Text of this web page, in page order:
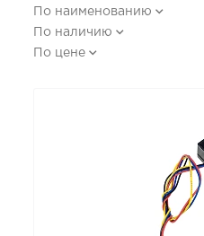
По наименованию
По наличию
По цене